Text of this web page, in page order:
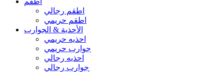
اطقم رجالي
اطقم حريمي
الأحذية & الجوارب
احذيه حريمي
جوارب حريمي
احذيه رجالي
جوارب رجالي